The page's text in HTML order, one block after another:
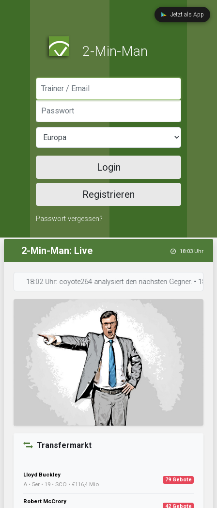
Jetzt als App
2-Min-Man
Login
Registrieren
Passwort vergessen?
2-Min-Man: Live 18:03 Uhr
18:02 Uhr: coyote264 analysiert den nächsten Gegner. • 18:01
Transfermarkt
Lloyd Buckley
A • 5er • 19 • SCO • €116,4 Mio
79 Gebote
Robert McCrory
42 Gebote